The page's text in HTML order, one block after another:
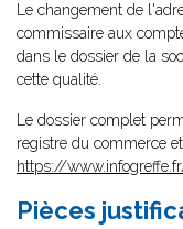
Le changement de
commissaire aux
dans le dossier de la
cette qualité.
Le dossier complet
registre du commerce
https://
Pièces